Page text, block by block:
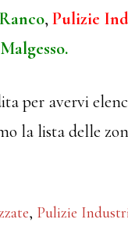
, Pulizie
per avervi
la lista delle
, Pulizie